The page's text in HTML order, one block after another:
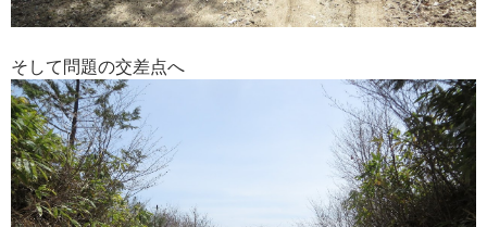
そして問題の交差点へ